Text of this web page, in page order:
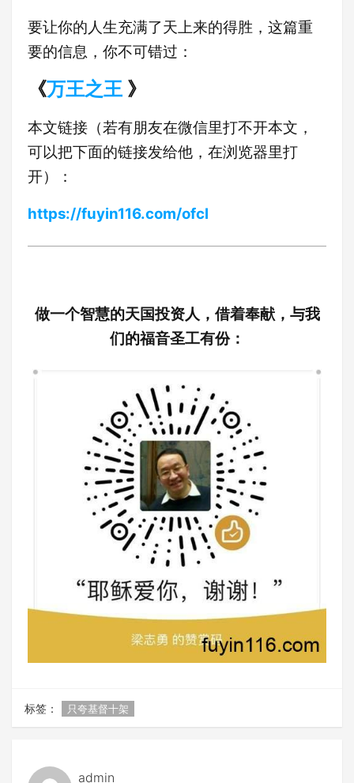
要让你的人生充满了天上来的得胜，这篇重
要的信息，你不可错过：
《万王之王 》
本文链接（若有朋友在微信里打不开本文，
可以把下面的链接发给他，在浏览器里打
开）：
https://fuyin116.com/ofcl
做一个智慧的天国投资人，借着奉献，与我
们的福音圣工有份：
标签： 只夸基督十架
admin